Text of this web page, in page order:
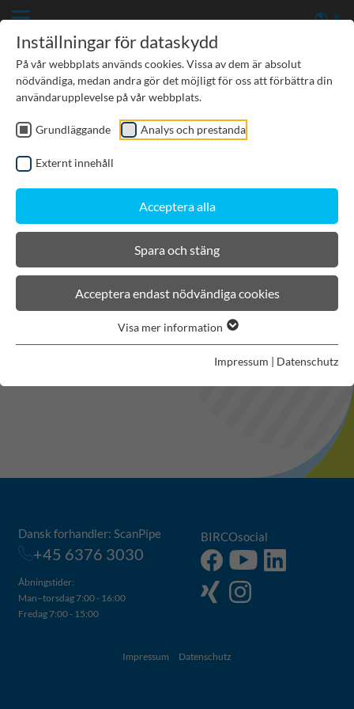
BIRCOprojekt I
Berechnungsservice
Hydraulische Berechnungen
BIRCO erstellt die hydraulische Berechnung Ihres
Bauvorhabens und hilft Ihnen damit, sich für das passende
Entwässerungssystem zu entscheiden. Ob Standardprodukt
oder Individuallösung - Sie erhalten Pläne, die mit neuster
CAD-Technik erstellt werden, sowie komplette Stücklisten
Dansk forhandler: ScanPipe
+45 6376 3030
Åbningstider:
Man–torsdag 7:00 - 16:00
Fredag 7:00 - 15:00
BIRCOsocial
Impressum Datenschutz
Inställningar för dataskydd
På vår webbplats används cookies. Vissa av dem är absolut
nödvändiga, medan andra gör det möjligt för oss att förbättra din
användarupplevelse på vår webbplats.
Grundläggande Analys och prestanda
Externt innehåll
Acceptera alla
Spara och stäng
Acceptera endast nödvändiga cookies
Visa mer information
Impressum | Datenschutz